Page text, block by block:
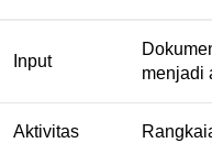
Input
menjadi
Aktivitas